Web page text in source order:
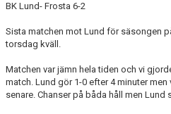
BK Lund- Frosta 6-2
Sista matchen mot Lund för säsongen
torsdag kväll.
Matchen var jämn hela tiden och vi
match. Lund gör 1-0 efter 4 minuter men
senare. Chanser på båda håll men Lund